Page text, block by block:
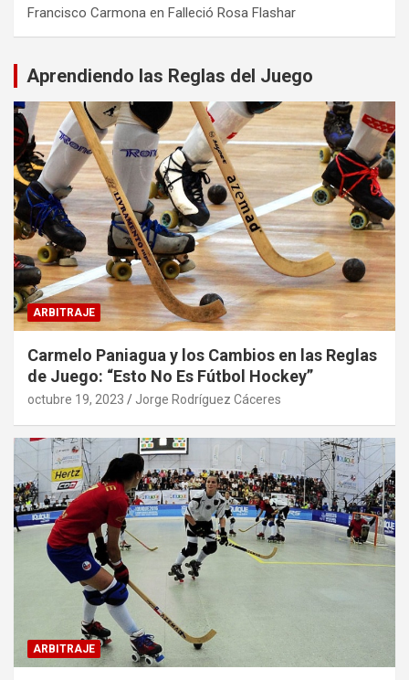
Francisco Carmona en Falleció Rosa Flashar
Aprendiendo las Reglas del Juego
ARBITRAJE
Carmelo Paniagua y los Cambios en las Reglas
de Juego: “Esto No Es Fútbol Hockey”
octubre 19, 2023 Jorge Rodríguez Cáceres
ARBITRAJE